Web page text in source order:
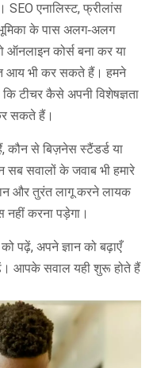
SEO एनालिस्ट, फ्रीलांस
के पास अलग‑अलग
कोर्स बना कर या
आय भी कर सकते हैं। हमने
टीचर कैसे अपनी विशेषज्ञता
सकते हैं।
कौन से बिज़नेस स्टैंडर्ड या
सवालों के जवाब भी हमारे
और तुरंत लागू करने लायक
नहीं करना पड़ेगा।
पढ़ें, अपने ज्ञान को बढ़ाएँ
आपके सवाल यही शुरू होते हैं